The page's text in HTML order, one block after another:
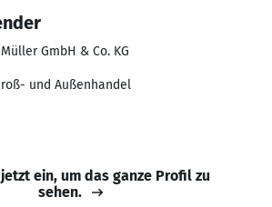
GmbH & Co. KG
und Außenhandel
ein, um das ganze Profil zu
sehen.